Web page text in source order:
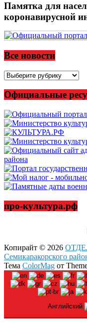
Памятка для
коронавирусной
Все новости
Все
Официальные
про-культура.рф
Копирайт © 2026
Семикаракорского
Тема ColorMag от
Английский